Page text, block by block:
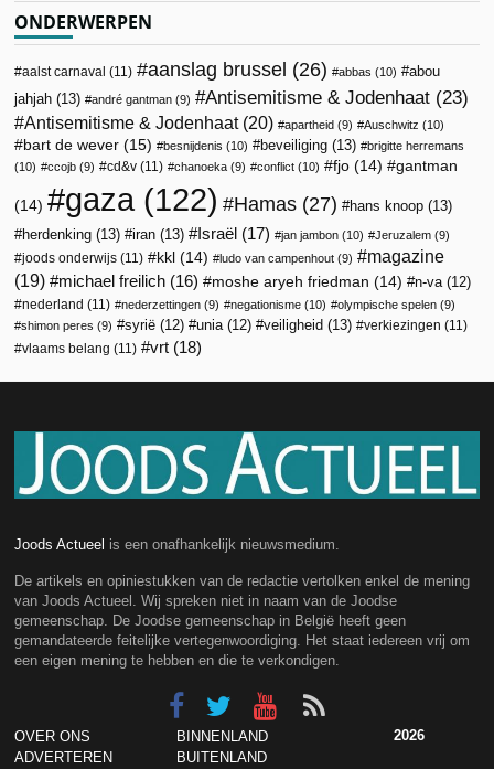
ONDERWERPEN
aalst carnaval (11) aanslag brussel (26) abbas (10)
abou
jahjah (13) andré gantman (9) Antisemitisme & Jodenhaat (23)
Antisemitisme & Jodenhaat(20) apartheid (9) Auschwitz (10)
bart de wever (15) besnijdenis (10) beveiliging (13)
brigitte herremans
(10)
ccojb (9) cd&v (11) chanoeka (9) conflict (10) fjo (14) gantman
(14) gaza(122) Hamas (27) hans knoop (13)
herdenking (13) iran (13) Israël (17) jan jambon (10) Jeruzalem (9)
joods onderwijs (11) kkl (14) ludo van campenhout (9)
magazine
(19)
michael freilich (16) moshe aryeh friedman (14) n-va(12)
nederland (11) nederzettingen (9) negationisme (10) olympische spelen (9)
shimon peres (9) syrië (12) unia(12) veiligheid (13) verkiezingen (11)
vlaams belang (11) vrt (18)
Joods Actueel is een onafhankelijk nieuwsmedium.
De artikels en opiniestukken van de redactie vertolken enkel de mening
van Joods Actueel. Wij spreken niet in naam van de Joodse
gemeenschap. De Joodse gemeenschap in België heeft geen
gemandateerde feitelijke vertegenwoordiging. Het staat iedereen vrij om
een eigen mening te hebben en die te verkondigen.
OVER ONS
ADVERTEREN
BINNENLAND
BUITENLAND
2026